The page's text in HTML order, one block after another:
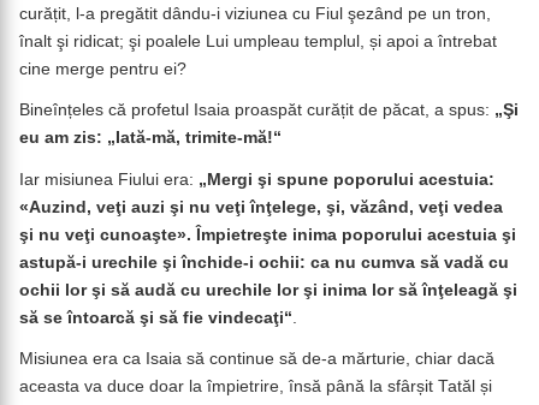
curățit, l-a pregătit dându-i viziunea cu Fiul şezând pe un tron,
înalt şi ridicat; şi poalele Lui umpleau templul, și apoi a întrebat
cine merge pentru ei?
Bineînțeles că profetul Isaia proaspăt curățit de păcat, a spus: „Şi
eu am zis: „Iată-mă, trimite-mă!“
Iar misiunea Fiului era: „Mergi şi spune poporului acestuia:
«Auzind, veţi auzi şi nu veţi înţelege, şi, văzând, veţi vedea
şi nu veţi cunoaşte». Împietreşte inima poporului acestuia şi
astupă-i urechile şi închide-i ochii: ca nu cumva să vadă cu
ochii lor şi să audă cu urechile lor şi inima lor să înţeleagă şi
să se întoarcă şi să fie vindecaţi“
Misiunea era ca Isaia să continue să de-a mărturie, chiar dacă
aceasta va duce doar la împietrire, însă până la sfârșit Tatăl și